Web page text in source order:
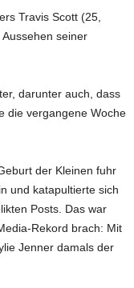
Travis Scott (25,
Aussehen seiner
darunter auch, dass
die vergangene Woche
der Kleinen fuhr
und katapultierte sich
Posts. Das war
Rekord brach: Mit
Jenner damals der